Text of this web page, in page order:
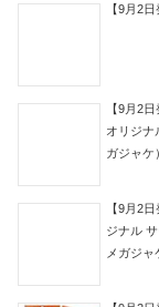
【9月2
【9月2
オリジナ
ガジャケ）
【9月2
ジナル
メガジャ